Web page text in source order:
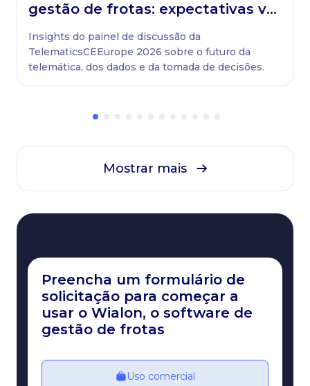
gestão de frotas: expectativas vs.
limitações
Insights do painel de discussão da
TelematicsCEEurope 2026 sobre o futuro da
telemática, dos dados e da tomada de decisões.
Mostrar mais
Preencha um formulário de
solicitação para começar a
usar o Wialon, o software de
gestão de frotas
Uso comercial